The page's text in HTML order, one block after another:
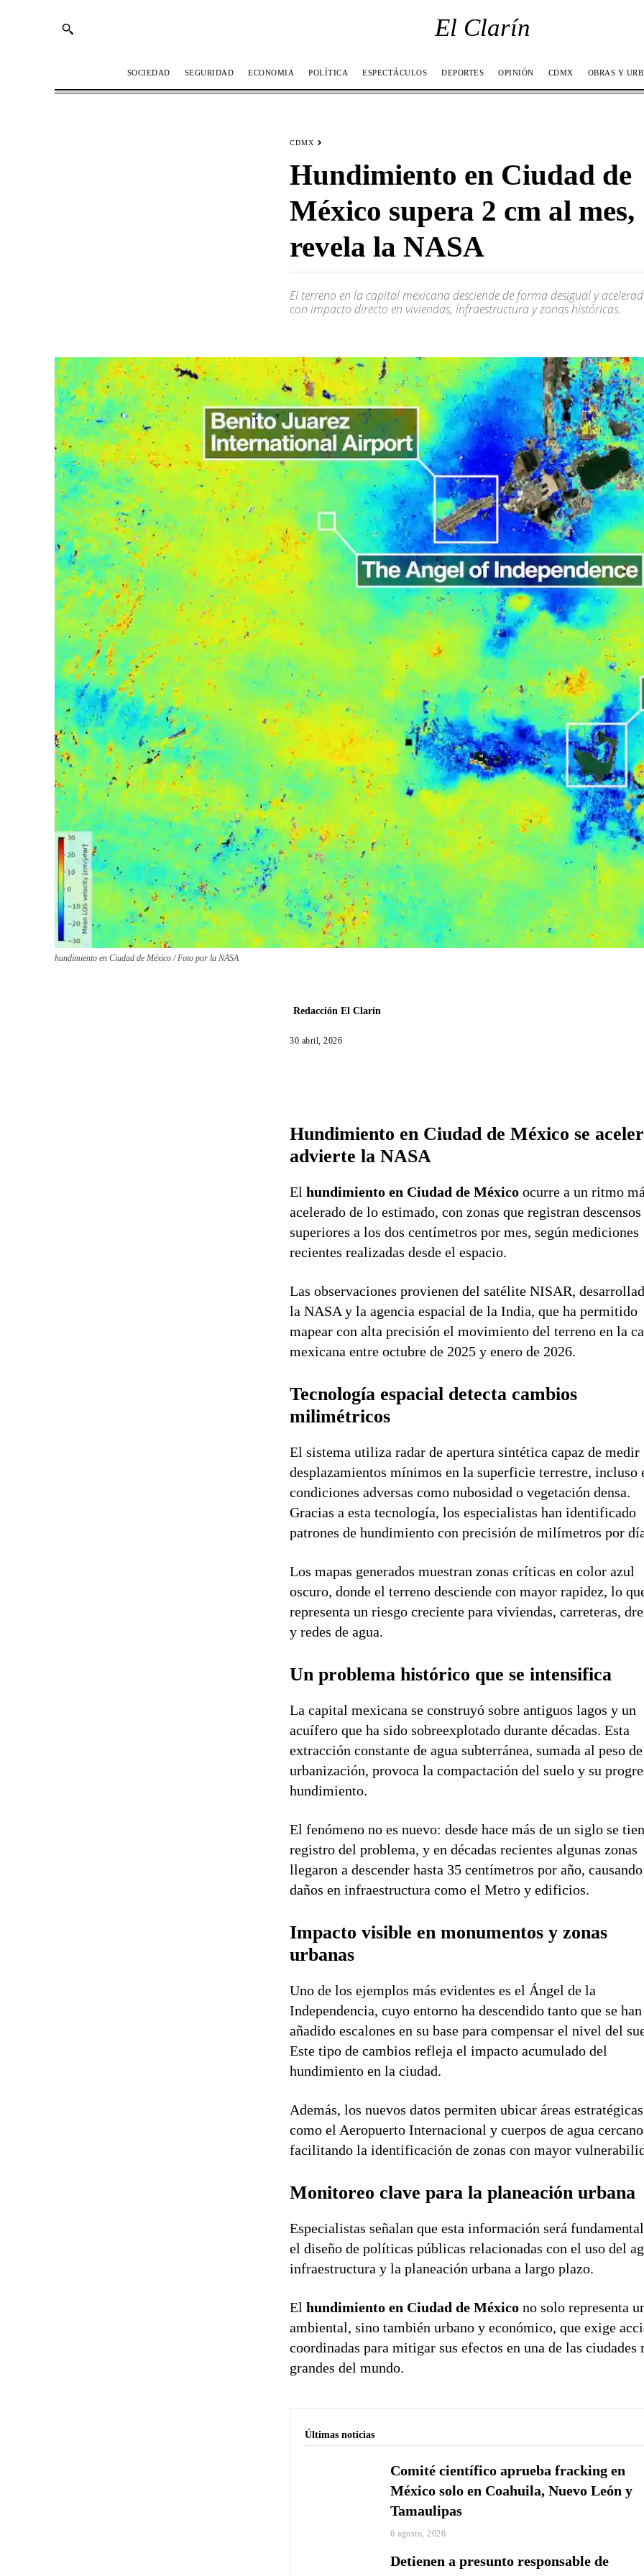
El Clarín
SOCIEDAD SEGURIDAD ECONOMIA POLÍTICA ESPECTÁCULOS DEPORTES OPINIÓN CDMX OBRAS Y
CDMX
Hundimiento en Ciudad de
México supera 2 cm al mes,
revela la NASA
El terreno en la capital mexicana desciende de forma desigual y
con impacto directo en viviendas, infraestructura y zonas históricas.
hundimiento en Ciudad de México / Foto por la NASA
Redacción El Clarín
30 abril, 2026
Hundimiento en Ciudad de México se
advierte la NASA
Elhundimiento en Ciudad de México ocurre a un ritmo
acelerado de lo estimado, con zonas que registran descensos
superiores a los dos centímetros por mes, según mediciones
recientes realizadas desde el espacio.
Las observaciones provienen del satélite NISAR,
la NASA y la agencia espacial de la India, que ha permitido
mapear con alta precisión el movimiento del terreno en la
mexicana entre octubre de 2025 y enero de 2026.
Tecnología espacial detecta cambios
milimétricos
El sistema utiliza radar de apertura sintética capaz de medir
desplazamientos mínimos en la superficie terrestre, incluso
condiciones adversas como nubosidad o vegetación densa.
Gracias a esta tecnología, los especialistas han identificado
patrones de hundimiento con precisión de milímetros por
Los mapas generados muestran zonas críticas en color azul
oscuro, donde el terreno desciende con mayor rapidez, lo
representa un riesgo creciente para viviendas, carreteras,
y redes de agua.
Un problema histórico que se intensifica
La capital mexicana se construyó sobre antiguos lagos y un
acuífero que ha sido sobreexplotado durante décadas. Esta
extracción constante de agua subterránea, sumada al peso
urbanización, provoca la compactación del suelo y su
hundimiento.
El fenómeno no es nuevo: desde hace más de un siglo se
registro del problema, y en décadas recientes algunas zonas
llegaron a descender hasta 35 centímetros por año, causando
daños en infraestructura como el Metro y edificios.
Impacto visible en monumentos y zonas
urbanas
Uno de los ejemplos más evidentes es el Ángel de la
Independencia, cuyo entorno ha descendido tanto que se han
añadido escalones en su base para compensar el nivel del
Este tipo de cambios refleja el impacto acumulado del
hundimiento en la ciudad.
Además, los nuevos datos permiten ubicar áreas estratégicas
como el Aeropuerto Internacional y cuerpos de agua
facilitando la identificación de zonas con mayor
Monitoreo clave para la planeación urbana
Especialistas señalan que esta información será
el diseño de políticas públicas relacionadas con el uso del
infraestructura y la planeación urbana a largo plazo.
Elhundimiento en Ciudad de México no solo representa
ambiental, sino también urbano y económico, que exige
coordinadas para mitigar sus efectos en una de las ciudades
grandes del mundo.
Últimas noticias
Comité científico aprueba fracking en
México solo en Coahuila, Nuevo León y
Tamaulipas
6 agosto, 2026
Detienen a presunto responsable de